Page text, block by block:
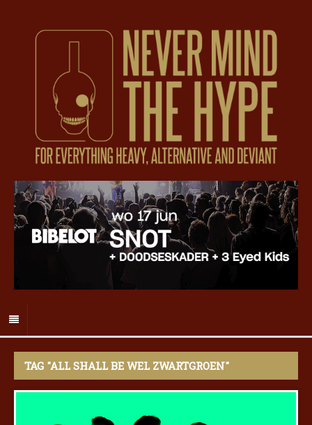
TAG "ALL SHALL BE WEL ZWARTGROEN"